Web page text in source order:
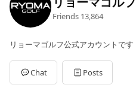
Friends 13,864
リョーマゴルフ公式アカウントです
Chat Posts